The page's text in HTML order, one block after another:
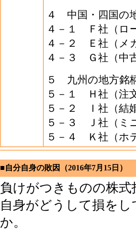
４ 中国・四国の
４－１ Ｆ社（ロ
４－２ Ｅ社（メ
４－３ Ｇ社（中
５ 九州の地方銘
５－１ Ｈ社（注
５－２ Ｉ社（結
５－３ Ｊ社（ミ
５－４ Ｋ社（ホ
■自分自身の敗因（2016年7月15日）
負けがつきものの株
自身がどうして損を
か。